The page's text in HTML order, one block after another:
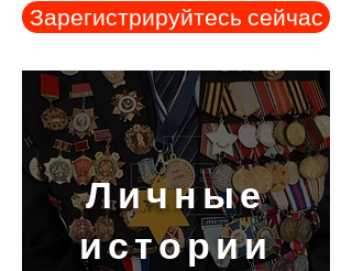
Зарегистрируйтесь сейчас
Личные
истории